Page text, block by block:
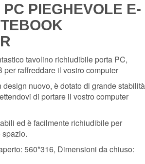
PIEGHEVOLE E-
tavolino richiudibile porta PC,
per raffreddare il vostro computer
design nuovo, è dotato di grande stabilità
di portare il vostro computer
ed è facilmente richiudibile per
560*316, Dimensioni da chiuso: